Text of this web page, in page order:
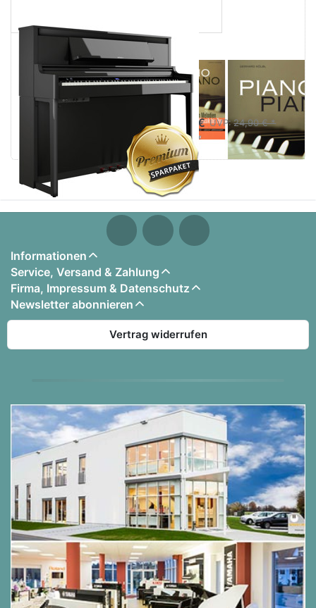
verfeinern
Die Piano Reality Modeling-Sound-Engine
liefert einen authentischen Flügelklang und
eine reaktive Ansprache mit unbegrenzter
Polyphonie
Eine Hybrid-Flügeltastatur mit fortschrittlicher
Hammermechanik, Druckpunktsimulation,
sowie hybriden Tasten aus Holz und
Kunststoff mit einer Elfenbein-ähnlichen
Oberfläche
die Anschlagdynamik mit außerordentlicher
Eine progressive Dämpfermechanik sowie
Soft- und Sostenuto-Pedale bieten
kontinuierliche Erkennung,
Dämpfermodellierung und die Unterstützung
traditioneller Spieltechniken
Ein Piano Reality Projection Soundsystem mit
Ein intelligentes Blackout-Touchpanel mit
intuitiven Symbolen für eine einfache
Bedienung
Ein wartungsarmes Konzept, das keine
Stimmung benötigt
Die Möglichkeit, über Bluetooth ein
Smartphone oder Tablet zu verbinden, um zu
Lieblingssongs zu spielen und mit MIDI-Musik-
Apps zu interagieren
Die Kontrolle über LX-6-Funktionen, Zugang zu
Lektionen und mehr durch die Roland Piano
App
Alternative 1:
Piano Piano
mittelschwer
Alternative 2:
Piano Piano 2
0,00 € UVP:24,90 € *
Informationen
Service, Versand & Zahlung
Firma, Impressum & Datenschutz
Newsletter abonnieren
Vertrag widerrufen